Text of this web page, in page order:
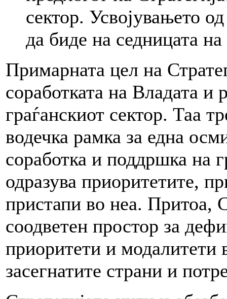
сектор. Усвојувањето
да биде на седницата
Примарната цел на
соработката на Влaдата и
граѓанскиот сектор. Таа
водечка рамка за една
соработка и поддршка на
одразува приоритетите,
пристапи во неа. Притоа,
соодветен простор за
приоритети и модалитети
засегнатите страни и